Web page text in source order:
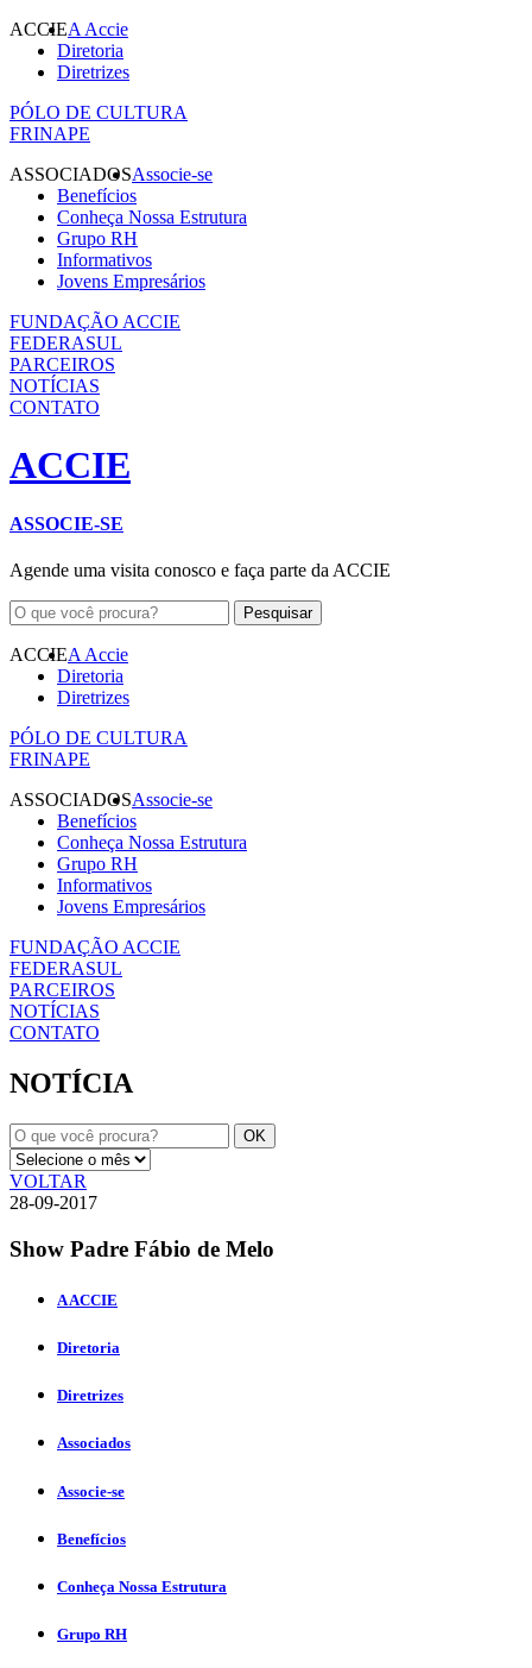
ACCIEA Accie
Diretoria
Diretrizes
PÓLO DE CULTURA
FRINAPE
ASSOCIADOSAssocie-se
Benefícios
Conheça Nossa Estrutura
Grupo RH
Informativos
Jovens Empresários
FUNDAÇÃO ACCIE
FEDERASUL
PARCEIROS
NOTÍCIAS
CONTATO
ACCIE
ASSOCIE-SE
Agende uma visita conosco e faça parte da ACCIE
ACCIEA Accie
Diretoria
Diretrizes
PÓLO DE CULTURA
FRINAPE
ASSOCIADOSAssocie-se
Benefícios
Conheça Nossa Estrutura
Grupo RH
Informativos
Jovens Empresários
FUNDAÇÃO ACCIE
FEDERASUL
PARCEIROS
NOTÍCIAS
CONTATO
NOTÍCIA
VOLTAR
28-09-2017
Show Padre Fábio de Melo
A ACCIE
Diretoria
Diretrizes
Associados
Associe-se
Benefícios
Conheça Nossa Estrutura
Grupo RH